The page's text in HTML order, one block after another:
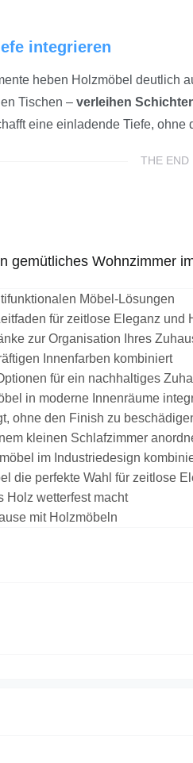
integrieren
heben Holzmöbel deutlich
Tischen – verleihen
eine einladende Tiefe,
THE END
gemütliches Wohnzimmer
Möbel-Lösungen
für zeitlose Eleganz und
zur Organisation Ihres
Innenfarben kombiniert
für ein nachhaltiges
in moderne Innenräume
ohne den Finish zu
kleinen Schlafzimmer
im Industriedesign
die perfekte Wahl für zeitlose
Holz wetterfest macht
mit Holzmöbeln